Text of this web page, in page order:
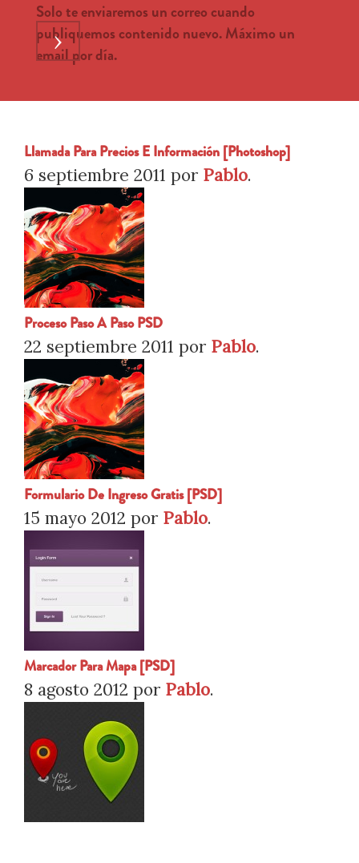
Solo te enviaremos un correo cuando
publiquemos contenido nuevo. Máximo un
email por día.
›
Llamada Para Precios E Información [Photoshop]
6 septiembre 2011 por Pablo.
Proceso Paso A Paso PSD
22 septiembre 2011 por Pablo.
Formulario De Ingreso Gratis [PSD]
15 mayo 2012 por Pablo.
Marcador Para Mapa [PSD]
8 agosto 2012 por Pablo.